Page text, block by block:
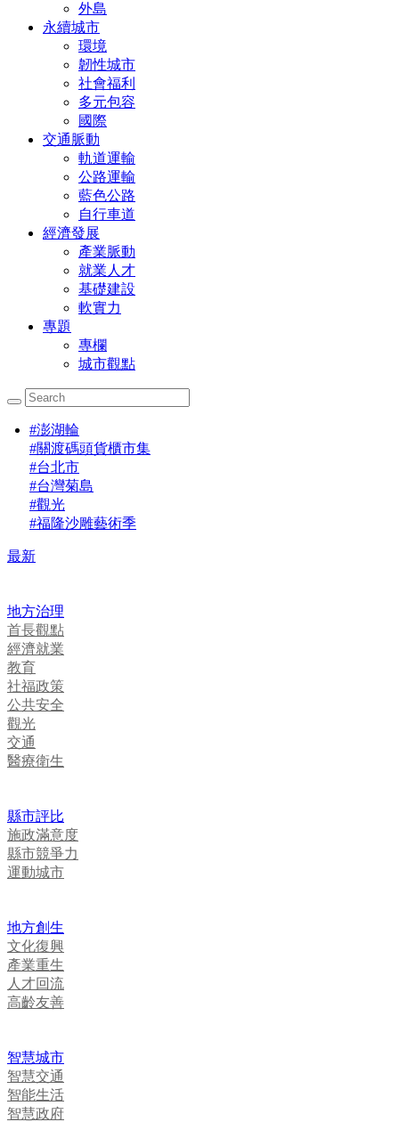
外島
永續城市
環境
韌性城市
社會福利
多元包容
國際
交通脈動
軌道運輸
公路運輸
藍色公路
自行車道
經濟發展
產業脈動
就業人才
基礎建設
軟實力
專題
專欄
城市觀點
#澎湖輪
#關渡碼頭貨櫃市集
#台北市
#台灣菊島
#觀光
#福隆沙雕藝術季
最新
地方治理
首長觀點
經濟就業
教育
社福政策
公共安全
觀光
交通
醫療衛生
縣市評比
施政滿意度
縣市競爭力
運動城市
地方創生
文化復興
產業重生
人才回流
高齡友善
智慧城市
智慧交通
智能生活
智慧政府